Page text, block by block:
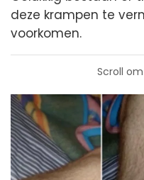
deze krampen te
voorkomen.
Scroll